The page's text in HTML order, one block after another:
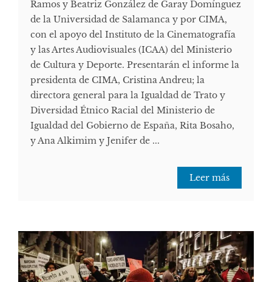
Ramos y Beatriz González de Garay Domínguez
de la Universidad de Salamanca y por CIMA,
con el apoyo del Instituto de la Cinematografía
y las Artes Audiovisuales (ICAA) del Ministerio
de Cultura y Deporte. Presentarán el informe la
presidenta de CIMA, Cristina Andreu; la
directora general para la Igualdad de Trato y
Diversidad Étnico Racial del Ministerio de
Igualdad del Gobierno de España, Rita Bosaho,
y Ana Alkimim y Jenifer de ...
Leer más